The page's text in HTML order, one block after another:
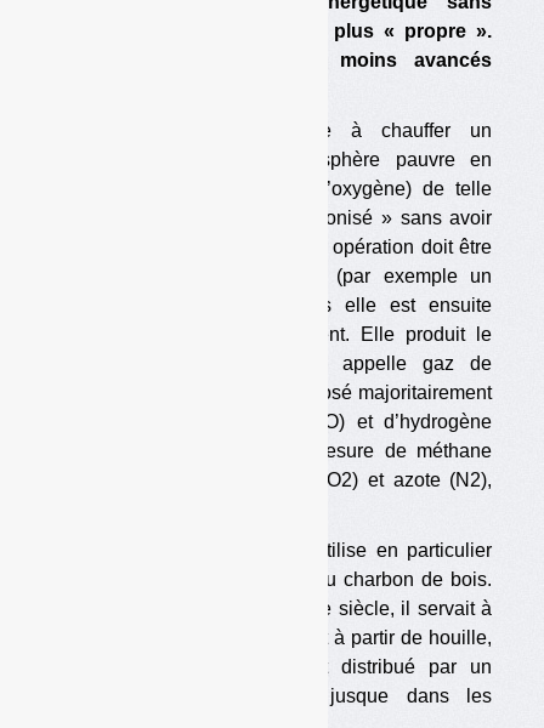
combustion directe, et donc plus « propre ».
Plusieurs projets plus ou moins avancés
La pyrogazéification consiste à chauffer un
combustible dans une atmosphère pauvre en
oxygène (voire en absence d’oxygène) de telle
sorte que le produit est « carbonisé » sans avoir
brûlé à strictement parler. Cette opération doit être
amorcée avec de la chaleur (par exemple un
brûleur au gaz naturel), mais elle est ensuite
exothermique et s’auto-entretient. Elle produit le
dégagement d’un gaz qu’on appelle gaz de
synthèse ou « syngas », composé majoritairement
de monoxyde de carbone (CO) et d’hydrogène
(H2), et dans une moindre mesure de méthane
(CH4), dioxyde de carbone (CO2) et azote (N2),
Le procédé est ancien. On l’utilise en particulier
depuis des siècles pour faire du charbon de bois.
Dans les grandes villes, au 19e siècle, il servait à
faire du « gaz de ville », produit à partir de houille,
généralement en banlieue, et distribué par un
réseau de tuyaux enterrés jusque dans les